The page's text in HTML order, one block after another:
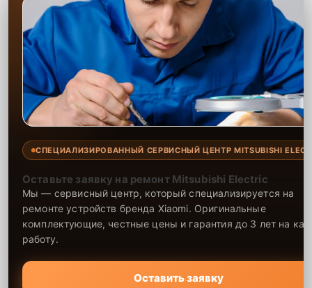
СПЕЦИАЛИЗИРОВАННЫЙ СЕРВИСНЫЙ ЦЕНТР MITSUBISHI
Оставьте заявку на ремонт Mitsubishi Electric
Мы — сервисный центр, который специализируется на
ремонте устройств бренда Xiaomi. Оригинальные
комплектующие, честные цены и гарантия до 3 лет на
работу.
Оставить заявку